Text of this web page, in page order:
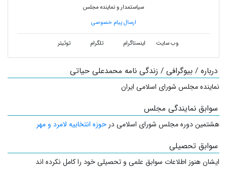
سیاستمدار و نماینده مجلس
ارسال پیام خصوصی
وب سایت اینستاگرام تلگرام توئیتر
درباره / بیوگرافی / زندگی نامه محمدعلی حیاتی
نماینده مجلس شورای اسلامی ایران
سوابق نمایندگی مجلس
هشتمین دوره مجلس شورای اسلامی در حوزه انتخابیه لامرد و مهر
سوابق تحصیلی
ایشان هنوز اطلاعات سوابق علمی و تحصیلی خود را کامل نکرده اند